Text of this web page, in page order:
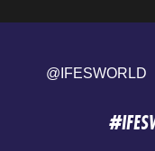
@IFESWORLD